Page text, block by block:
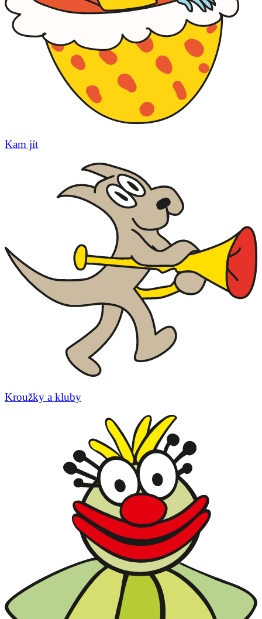
Kam jít
Kroužky a kluby